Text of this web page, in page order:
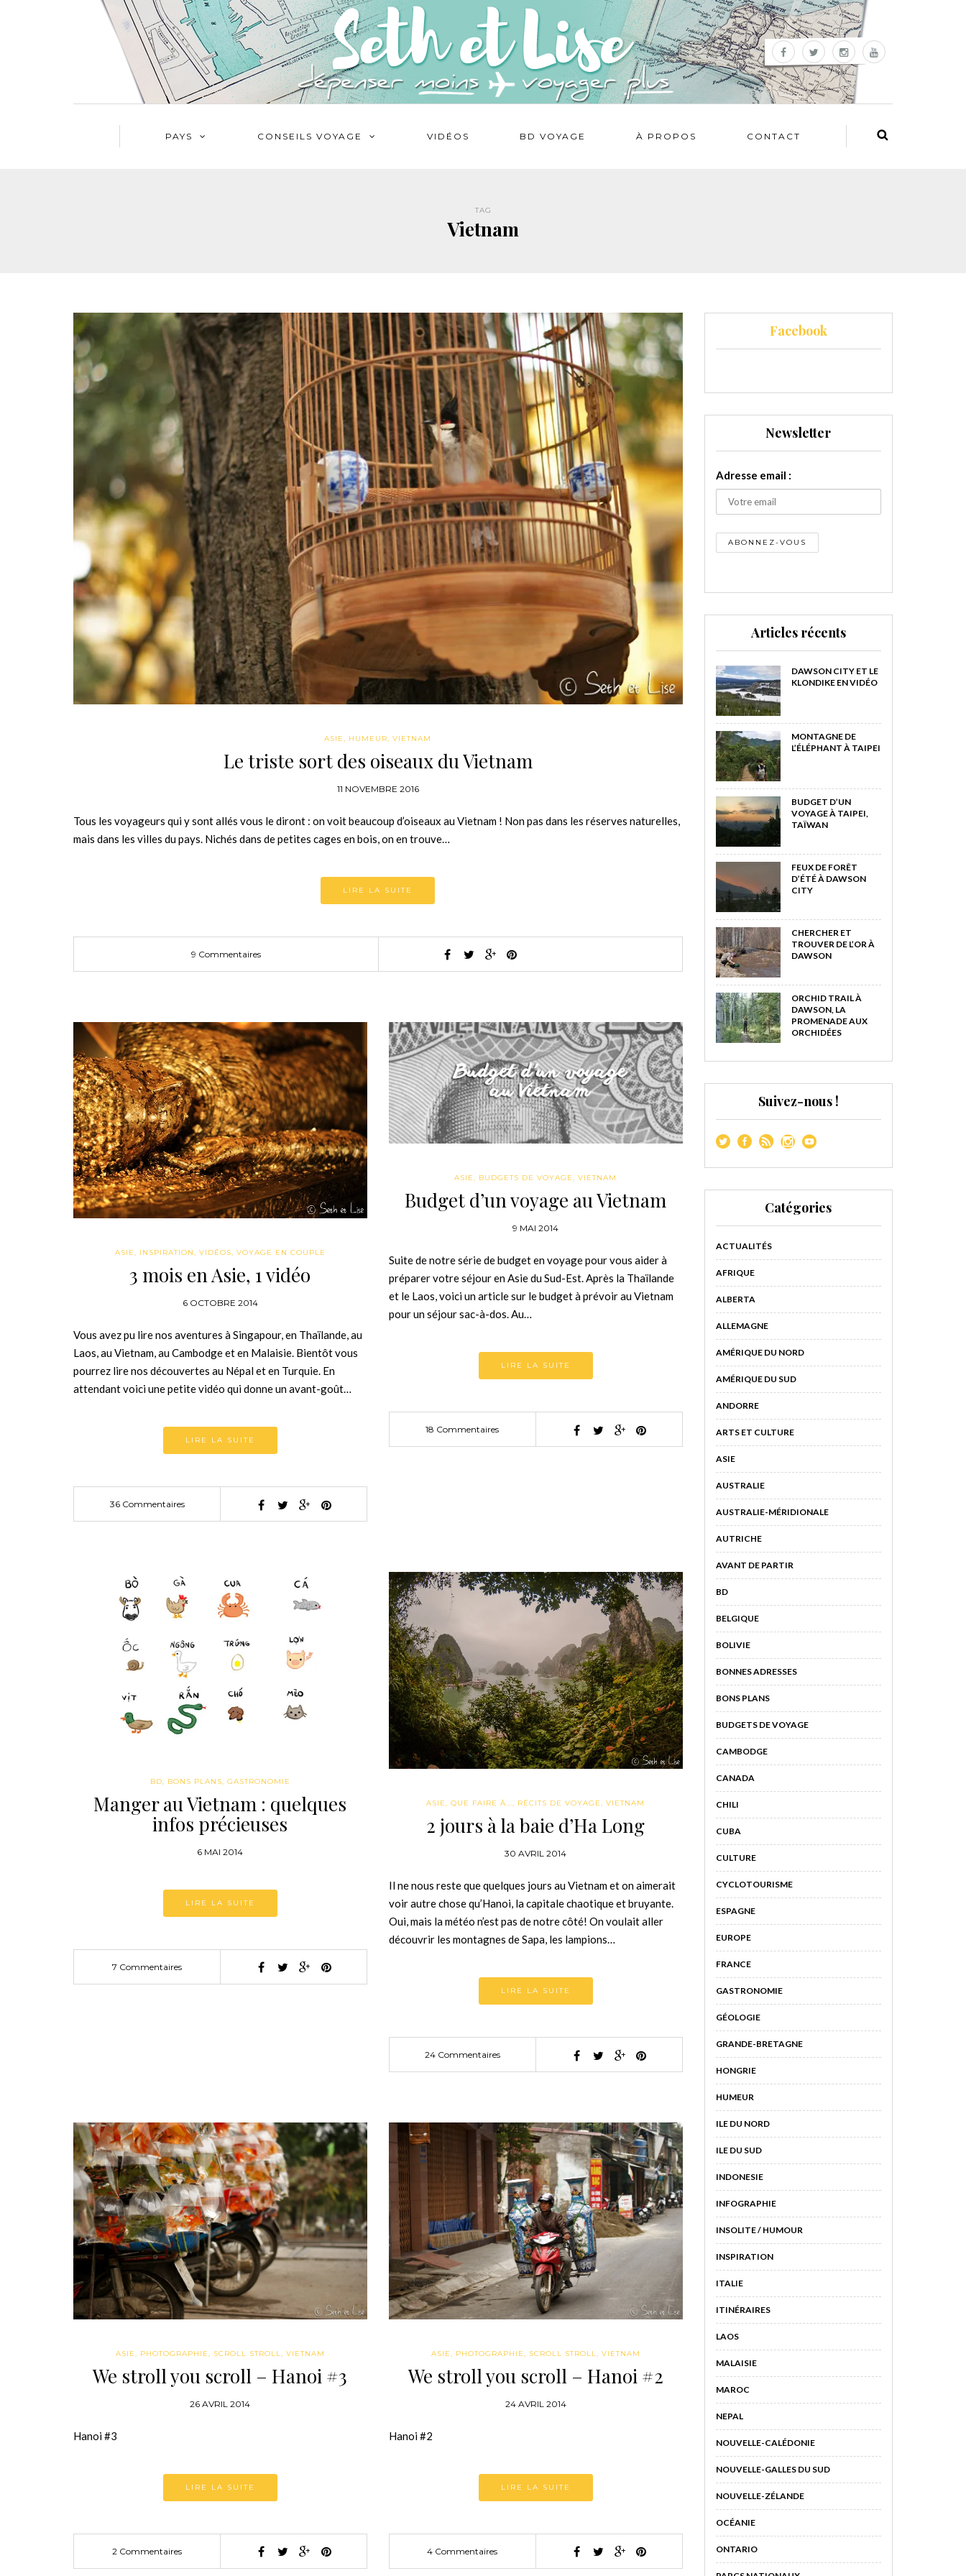
PAYS CONSEILS VOYAGE VIDÉOS BD VOYAGE À PROPOS CONTACT
TAG
Vietnam
ASIE, HUMEUR,VIETNAM
Le triste sort des oiseaux du Vietnam
11 NOVEMBRE 2016
Tous les voyageurs qui y sont allés vous le diront : on voit beaucoup d’oiseaux au Vietnam ! Non pas dans les réserves naturelles,
mais dans les villes du pays. Nichés dans de petites cages en bois, on en trouve…
LIRE LA SUITE
9 Commentaires
ASIE, INSPIRATION, VIDÉOS, VOYAGE EN COUPLE
3 mois en Asie, 1 vidéo
6 OCTOBRE 2014
Vous avez pu lire nos aventures à Singapour, en Thaïlande, au
Laos, au Vietnam, au Cambodge et en Malaisie. Bientôt vous
pourrez lire nos découvertes au Népal et en Turquie. En
attendant voici une petite vidéo qui donne un avant-goût…
LIRE LA SUITE
36 Commentaires
ASIE, BUDGETS DE VOYAGE,VIETNAM
Budget d’un voyage au Vietnam
9 MAI 2014
Suite de notre série de budget en voyage pour vous aider à
préparer votre séjour en Asie du Sud-Est. Après la Thaïlande
et le Laos, voici un article sur le budget à prévoir au Vietnam
pour un séjour sac-à-dos. Au…
LIRE LA SUITE
18 Commentaires
BD, BONS PLANS, GASTRONOMIE
Manger au Vietnam : quelques
infos précieuses
6 MAI 2014
LIRE LA SUITE
7 Commentaires
ASIE,QUE FAIRE À..., RÉCITS DE VOYAGE,VIETNAM
2 jours à la baie d’Ha Long
30 AVRIL 2014
Il ne nous reste que quelques jours au Vietnam et on aimerait
voir autre chose qu’Hanoi, la capitale chaotique et bruyante.
Oui, mais la météo n’est pas de notre côté! On voulait aller
découvrir les montagnes de Sapa, les lampions…
LIRE LA SUITE
24 Commentaires
ASIE, PHOTOGRAPHIE, SCROLL STROLL, VIETNAM
We stroll you scroll – Hanoi #3
26 AVRIL 2014
Hanoi #3
LIRE LA SUITE
2 Commentaires
ASIE, PHOTOGRAPHIE, SCROLL STROLL, VIETNAM
We stroll you scroll – Hanoi #2
24 AVRIL 2014
Hanoi #2
LIRE LA SUITE
4 Commentaires
Facebook
Newsletter
Adresse email :
Articles récents
DAWSON CITY ET LE
KLONDIKE EN VIDÉO
MONTAGNE DE
L’ÉLÉPHANT À TAIPEI
BUDGET D’UN
VOYAGE À TAIPEI,
TAÏWAN
FEUX DE FORÊT
D’ÉTÉ À DAWSON
CITY
CHERCHER ET
TROUVER DE L’OR À
DAWSON
ORCHID TRAIL À
DAWSON, LA
PROMENADE AUX
ORCHIDÉES
Suivez-nous !
Catégories
ACTUALITÉS
AFRIQUE
ALBERTA
ALLEMAGNE
AMÉRIQUE DU NORD
AMÉRIQUE DU SUD
ANDORRE
ARTS ET CULTURE
ASIE
AUSTRALIE
AUSTRALIE-MÉRIDIONALE
AUTRICHE
AVANT DE PARTIR
BD
BELGIQUE
BOLIVIE
BONNES ADRESSES
BONS PLANS
BUDGETS DE VOYAGE
CAMBODGE
CANADA
CHILI
CUBA
CULTURE
CYCLOTOURISME
ESPAGNE
EUROPE
FRANCE
GASTRONOMIE
GÉOLOGIE
GRANDE-BRETAGNE
HONGRIE
HUMEUR
ILE DU NORD
ILE DU SUD
INDONESIE
INFOGRAPHIE
INSOLITE / HUMOUR
INSPIRATION
ITALIE
ITINÉRAIRES
LAOS
MALAISIE
MAROC
NEPAL
NOUVELLE-CALÉDONIE
NOUVELLE-GALLES DU SUD
NOUVELLE-ZÉLANDE
OCÉANIE
ONTARIO